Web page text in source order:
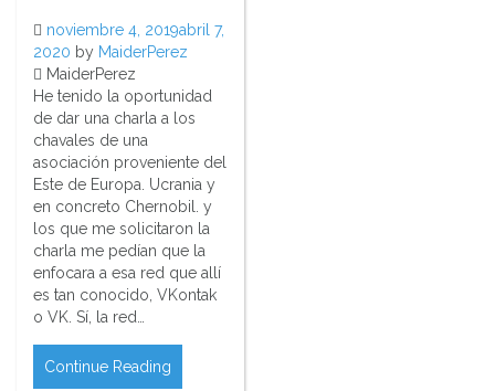
noviembre 4, 2019abril 7,
2020 by MaiderPerez
MaiderPerez
He tenido la oportunidad
de dar una charla a los
chavales de una
asociación proveniente del
Este de Europa. Ucrania y
en concreto Chernobil. y
los que me solicitaron la
charla me pedían que la
enfocara a esa red que allí
es tan conocido, VKontak
o VK. Sí, la red…
Continue Reading